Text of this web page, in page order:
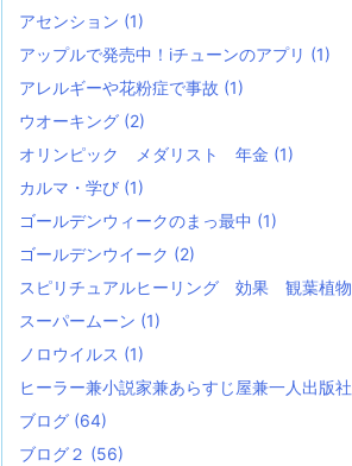
アセンション (1)
アップルで発売中！iチューンのアプリ (1)
アレルギーや花粉症で事故 (1)
ウオーキング (2)
オリンピック メダリスト 年金 (1)
カルマ・学び (1)
ゴールデンウィークのまっ最中 (1)
ゴールデンウイーク (2)
スピリチュアルヒーリング 効果 観葉植物
スーパームーン (1)
ノロウイルス (1)
ヒーラー兼小説家兼あらすじ屋兼一人出版社
ブログ (64)
ブログ２ (56)